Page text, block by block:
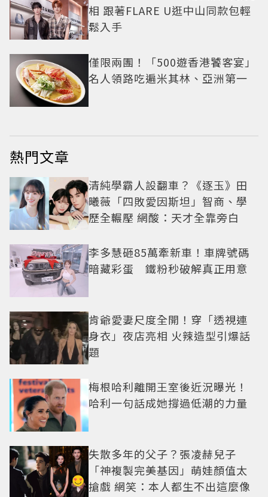
相 跟著FLARE U逛中山同款包輕
鬆入手
僅限兩團！「500遊香港饕客宴」
名人領路吃遍米其林、亞洲第一
熱門文章
清純學霸人設翻車？《逐玉》田
曦薇「四敗愛因斯坦」智商、學
歷全輾壓 網酸：天才全靠旁白
李多慧砸85萬牽新車！車牌號碼
暗藏彩蛋 鐵粉秒破解真正用意
肯爺愛妻尺度全開！穿「透視連
身衣」夜店亮相 火辣造型引爆話
題
梅根哈利離開王室後近況曝光！
哈利一句話成她撐過低潮的力量
失散多年的父子？張凌赫兒子
「神複製完美基因」萌娃顏值太
搶戲 網笑：本人都生不出這麼像